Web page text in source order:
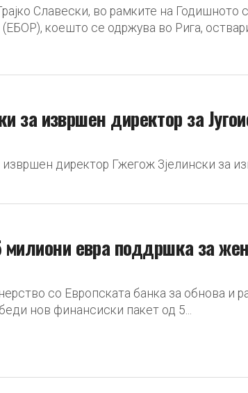
Славески, во рамките на Годишното
коешто се одржува во Рига,
за извршен директор за
директор Гжегож Зјелински за
евра поддршка за
со Европската банка за обнова и
нов финансиски пакет од 5...